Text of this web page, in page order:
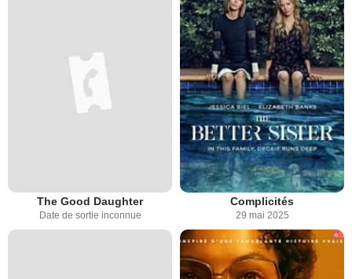
The Good Daughter
Date de sortie inconnue
Complicités
29 mai 2025